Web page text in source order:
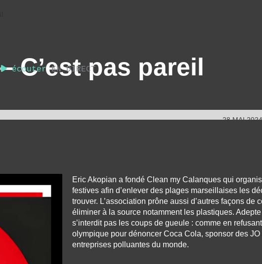
écouterEN DIRECT
C’est pas pareil
28 MAI 2024
Eric Akopian a fondé Clean my Calanques qui
festives afin d’enlever des plages marseillaises les
trouver. L’association prône aussi d’autres façons de
éliminer à la source notamment les plastiques.
s’interdit pas les coups de gueule : comme en
olympique pour dénoncer Coca Cola, sponsor des JO
entreprises polluantes du monde.